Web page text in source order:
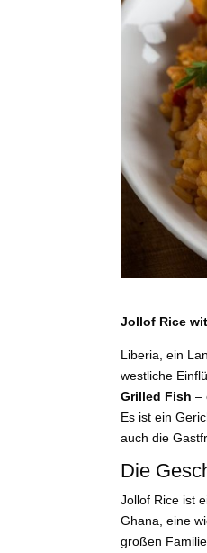
Jollof Rice
Liberia, ein
westliche
Grilled Fish –
Es ist ein
auch die
Die
Jollof Rice ist
Ghana, eine
großen